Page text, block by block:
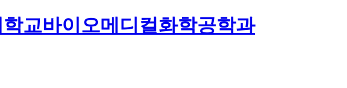
바이오메디컬화학공학과